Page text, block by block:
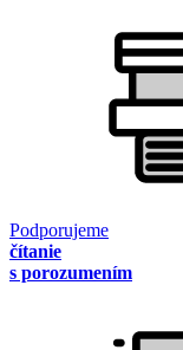
Podporujeme
čítanie
s porozumením